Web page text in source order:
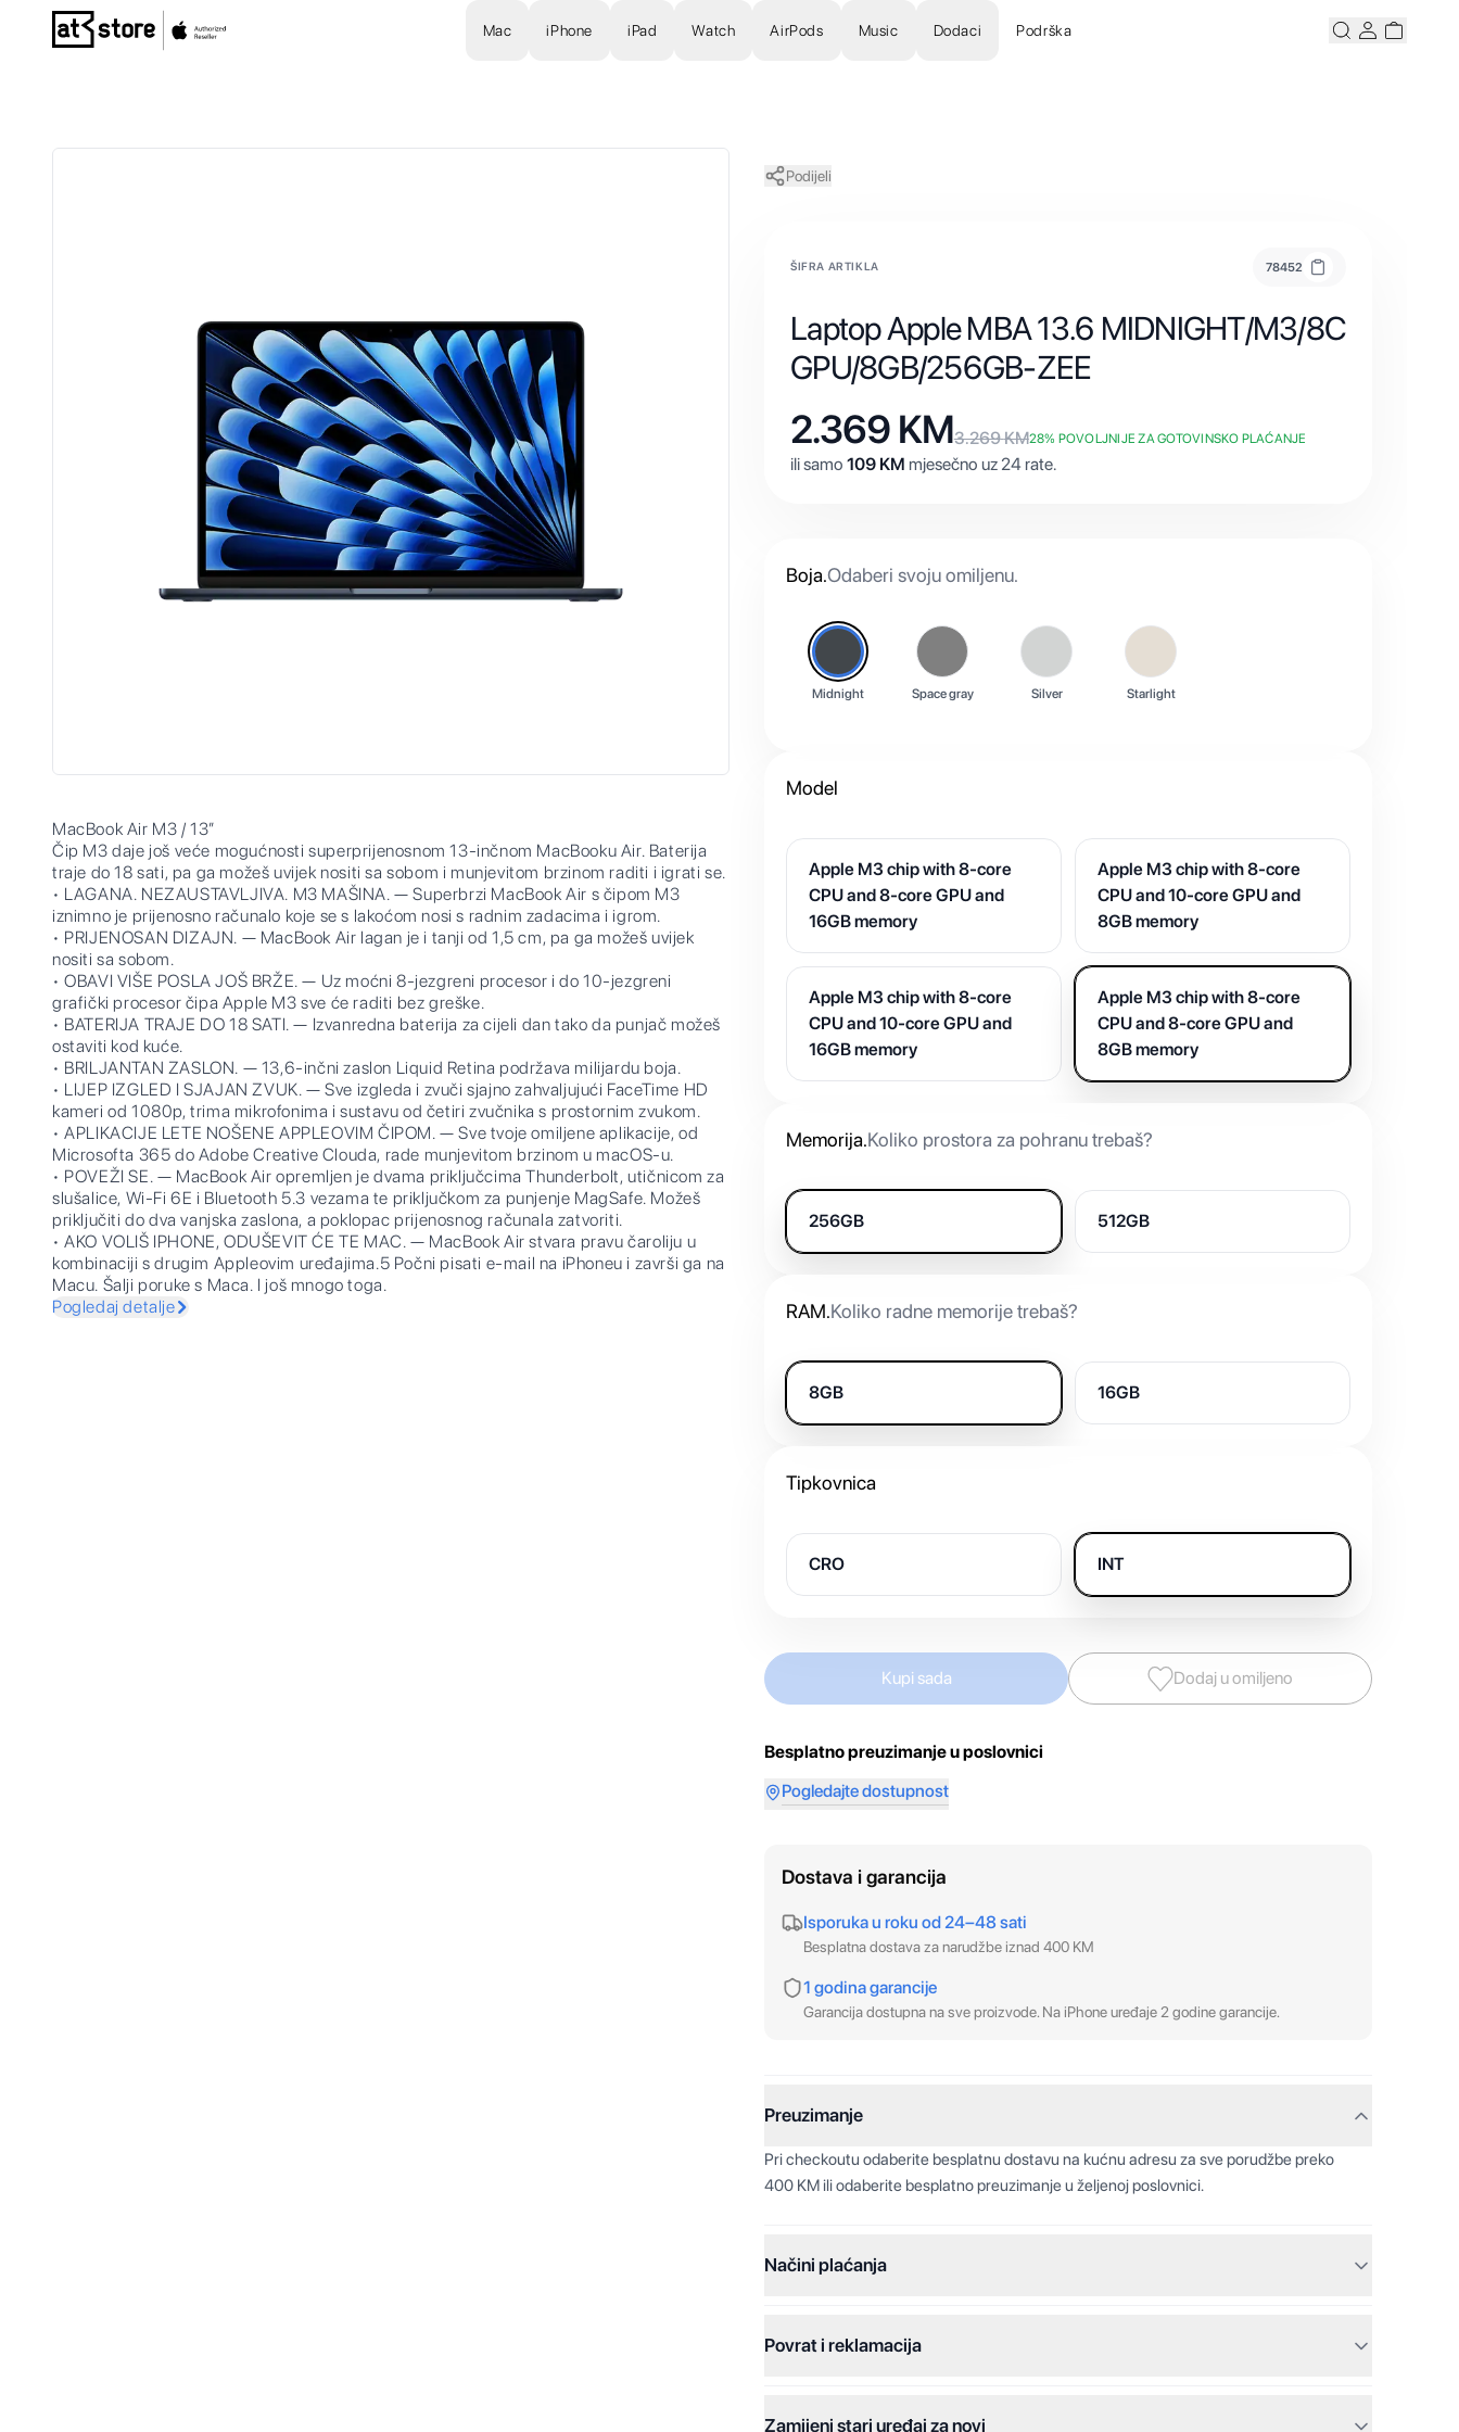
Posjetite početnu stranicu AT Store
Mac iPhone iPad Watch AirPods Music Dodaci Podrška PretražiKorisnicki
MacBook Air M3 / 13”
Čip M3 daje još veće mogućnosti superprijenosnom 13-inčnom MacBooku Air. Baterija
traje do 18 sati, pa ga možeš uvijek nositi sa sobom i munjevitom brzinom raditi i igrati se.
• LAGANA. NEZAUSTAVLJIVA. M3 MAŠINA. — Superbrzi MacBook Air s čipom M3
iznimno je prijenosno računalo koje se s lakoćom nosi s radnim zadacima i igrom.
• PRIJENOSAN DIZAJN. — MacBook Air lagan je i tanji od 1,5 cm, pa ga možeš uvijek
nositi sa sobom.
• OBAVI VIŠE POSLA JOŠ BRŽE. — Uz moćni 8-jezgreni procesor i do 10-jezgreni
grafički procesor čipa Apple M3 sve će raditi bez greške.
• BATERIJA TRAJE DO 18 SATI. — Izvanredna baterija za cijeli dan tako da punjač možeš
ostaviti kod kuće.
• BRILJANTAN ZASLON. — 13,6-inčni zaslon Liquid Retina podržava milijardu boja.
• LIJEP IZGLED I SJAJAN ZVUK. — Sve izgleda i zvuči sjajno zahvaljujući FaceTime HD
kameri od 1080p, trima mikrofonima i sustavu od četiri zvučnika s prostornim zvukom.
• APLIKACIJE LETE NOŠENE APPLEOVIM ČIPOM. — Sve tvoje omiljene aplikacije, od
Microsofta 365 do Adobe Creative Clouda, rade munjevitom brzinom u macOS-u.
• POVEŽI SE. — MacBook Air opremljen je dvama priključcima Thunderbolt, utičnicom za
slušalice, Wi-Fi 6E i Bluetooth 5.3 vezama te priključkom za punjenje MagSafe. Možeš
priključiti do dva vanjska zaslona, a poklopac prijenosnog računala zatvoriti.
• AKO VOLIŠ IPHONE, ODUŠEVIT ĆE TE MAC. — MacBook Air stvara pravu čaroliju u
kombinaciji s drugim Appleovim uređajima.5 Počni pisati e-mail na iPhoneu i završi ga na
Macu. Šalji poruke s Maca. I još mnogo toga.
Pogledaj detalje
Podijeli
ŠIFRA ARTIKLA 78452
Laptop Apple MBA 13.6 MIDNIGHT/M3/8C
GPU/8GB/256GB-ZEE
2.369 KM3.269KM28% POVOLJNIJE ZA GOTOVINSKO PLAĆANJE
ili samo 109 KM mjesečno uz 24 rate.
Boja.Odaberi svoju omiljenu.
Midnight Space gray Silver Starlight
Model
Apple M3 chip with 8-core
CPU and 8-core GPU and
16GB memory
Apple M3 chip with 8-core
CPU and 10-core GPU and
8GB memory
Apple M3 chip with 8-core
CPU and 10-core GPU and
16GB memory
Apple M3 chip with 8-core
CPU and 8-core GPU and
8GB memory
Memorija.Koliko prostora za pohranu trebaš?
256GB 512GB
RAM.Koliko radne memorije trebaš?
8GB 16GB
Tipkovnica
CRO INT
Kupi sada Dodaj u omiljeno
Besplatno preuzimanje u poslovnici
Pogledajte dostupnost
Dostava i garancija
Isporuka u roku od 24–48 sati
Besplatna dostava za narudžbe iznad 400 KM
1 godina garancije
Garancija dostupna na sve proizvode. Na iPhone uređaje 2 godine garancije.
Preuzimanje
Pri checkoutu odaberite besplatnu dostavu na kućnu adresu za sve porudžbe preko
400 KM ili odaberite besplatno preuzimanje u željenoj poslovnici.
Načini plaćanja
Jednokratna plaćanja:
Povrat i reklamacija
Zamijeni stari uređaj za novi